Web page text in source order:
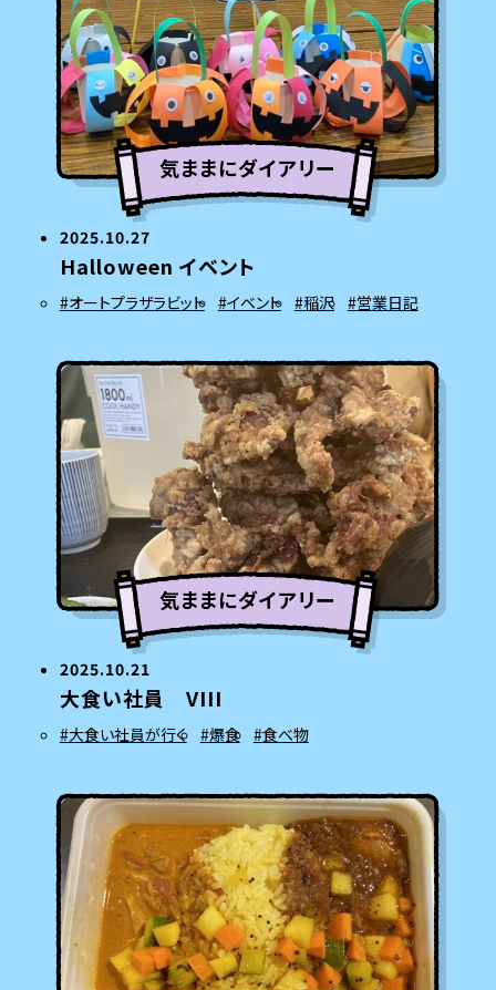
気ままにダイアリー
2025.10.27
Halloween イベント
#オートプラザラビット #イベント #稲沢 #営業日記
気ままにダイアリー
2025.10.21
大食い社員 VIII
#大食い社員が行く #爆食 #食べ物